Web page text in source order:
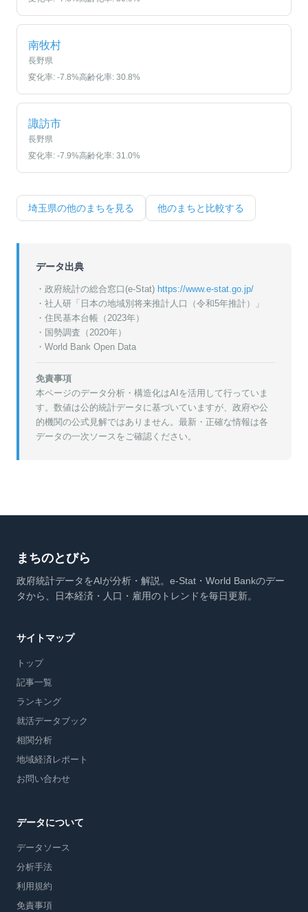
南牧村
長野県
変化率: -7.8%高齢化率: 30.8%
諏訪市
長野県
変化率: -7.9%高齢化率: 31.0%
埼玉県の他のまちを見る 他のまちと比較する
データ出典
・政府統計の総合窓口(e-Stat) https://www.e-stat.go.jp/
・ 社人研「日本の地域別将来推計人口（令和5年推計）」
・ 住民基本台帳（2023年）
・ 国勢調査（2020年）
・World Bank Open Data
免責事項
本ページのデータ分析・構造化はAIを活用して行っていま
す。数値は公的統計データに基づいていますが、政府や公
的機関の公式見解ではありません。最新・正確な情報は各
データの一次ソースをご確認ください。
まちのとびら
政府統計データをAIが分析・解説。e-Stat・World Bankのデー
タから、日本経済・人口・雇用のトレンドを毎日更新。
サイトマップ
トップ
記事一覧
ランキング
就活データブック
相関分析
地域経済レポート
お問い合わせ
データについて
データソース
分析手法
利用規約
免責事項